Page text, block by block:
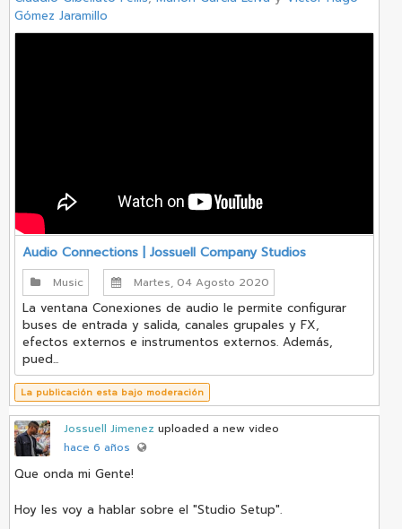
Gómez Jaramillo
Audio Connections | Jossuell Company Studios
Music Martes, 04 Agosto 2020
La ventana Conexiones de audio le permite configurar
buses de entrada y salida, canales grupales y FX,
efectos externos e instrumentos externos. Además,
pued...
La publicación esta bajo moderación
Jossuell Jimenez uploaded a new video
hace 6 años
Que onda mi Gente!
Hoy les voy a hablar sobre el "Studio Setup".